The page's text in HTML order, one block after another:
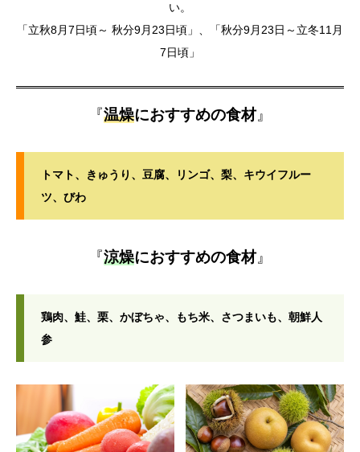
い。
「立秋8月7日頃～ 秋分9月23日頃」、「秋分9月23日～立冬11月
7日頃」
『温燥におすすめの食材』
トマト、きゅうり、豆腐、リンゴ、梨、キウイフルー
ツ、びわ
『涼燥におすすめの食材』
鶏肉、鮭、栗、かぼちゃ、もち米、さつまいも、朝鮮人
参